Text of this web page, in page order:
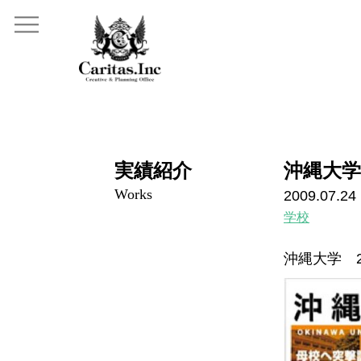
実績紹介
Works
沖縄大
2009.07.24
学校
沖縄大学